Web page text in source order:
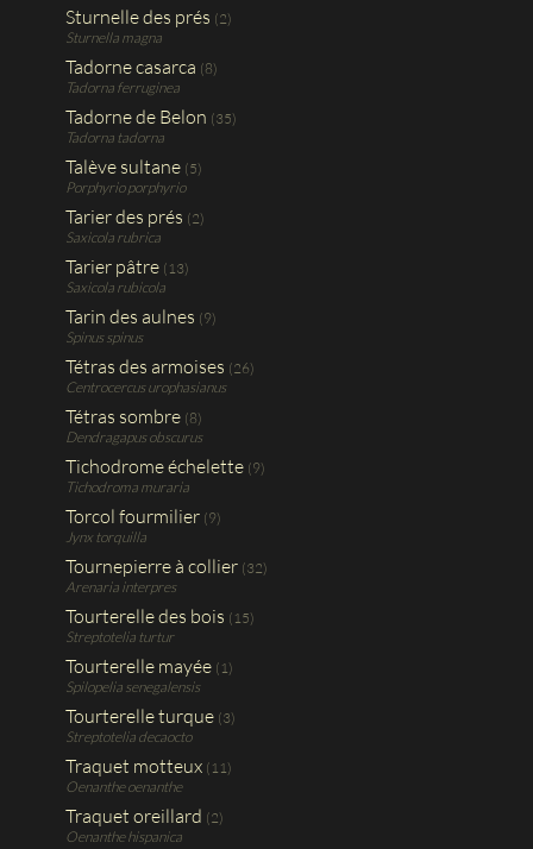
Sturnelle des prés (2)
Sturnella magna
Tadorne casarca (8)
Tadorna ferruginea
Tadorne de Belon (35)
Tadorna tadorna
Talève sultane (5)
Porphyrio porphyrio
Tarier des prés (2)
Saxicola rubrica
Tarier pâtre (13)
Saxicola rubicola
Tarin des aulnes (9)
Spinus spinus
Tétras des armoises (26)
Centrocercus urophasianus
Tétras sombre (8)
Dendragapus obscurus
Tichodrome échelette (9)
Tichodroma muraria
Torcol fourmilier (9)
Jynx torquilla
Tournepierre à collier (32)
Arenaria interpres
Tourterelle des bois (15)
Streptotelia turtur
Tourterelle mayée (1)
Spilopelia senegalensis
Tourterelle turque (3)
Streptotelia decaocto
Traquet motteux (11)
Oenanthe oenanthe
Traquet oreillard (2)
Oenanthe hispanica